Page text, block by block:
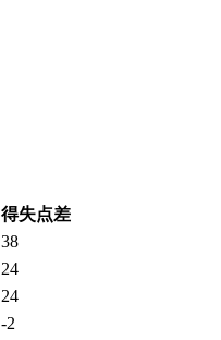
得失点差
38
24
24
-2